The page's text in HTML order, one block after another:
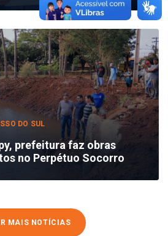
DO SUL
prefeitura faz obras
no Perpétuo Socorro
MAIS NOTÍCIAS